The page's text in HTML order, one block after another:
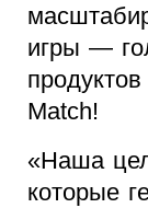
игры —
Match!
«Наша
которые